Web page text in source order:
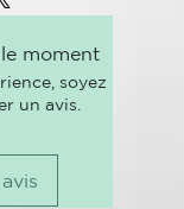
de nylon-
y
cualquier
o
moment
soyez
un avis.